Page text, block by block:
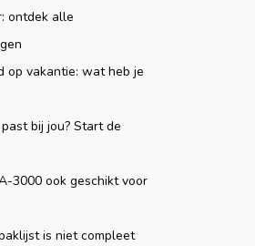
ontdek alle
op vakantie: wat heb je
bij jou? Start de
3000 ook geschikt voor
is niet compleet